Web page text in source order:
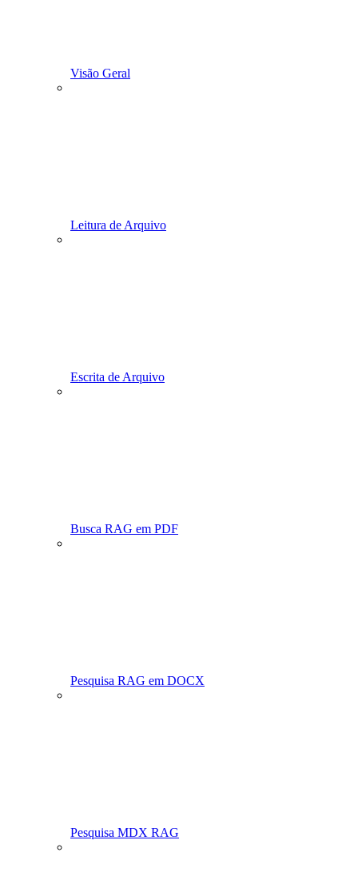
Visão Geral
Leitura de Arquivo
Escrita de Arquivo
Busca RAG em PDF
Pesquisa RAG em DOCX
Pesquisa MDX RAG